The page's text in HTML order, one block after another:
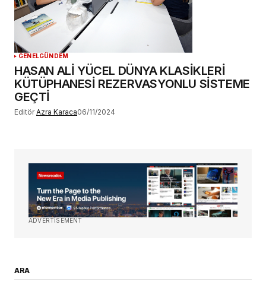
GENELGÜNDEM
HASAN ALİ YÜCEL DÜNYA KLASİKLERİ
KÜTÜPHANESİ REZERVASYONLU SİSTEME
GEÇTİ
Editör Azra Karaca06/11/2024
ADVERTISEMENT
ARA